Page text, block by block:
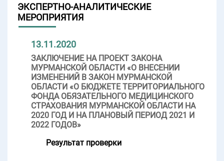
ЭКСПЕРТНО-АНАЛИТИЧЕСКИЕ
МЕРОПРИЯТИЯ
13.11.2020
ЗАКЛЮЧЕНИЕ НА ПРОЕКТ ЗАКОНА
МУРМАНСКОЙ ОБЛАСТИ «О ВНЕСЕНИИ
ИЗМЕНЕНИЙ В ЗАКОН МУРМАНСКОЙ
ОБЛАСТИ «О БЮДЖЕТЕ ТЕРРИТОРИАЛЬНОГО
ФОНДА ОБЯЗАТЕЛЬНОГО МЕДИЦИНСКОГО
СТРАХОВАНИЯ МУРМАНСКОЙ ОБЛАСТИ НА
2020 ГОД И НА ПЛАНОВЫЙ ПЕРИОД 2021 И
2022 ГОДОВ»
Результат проверки